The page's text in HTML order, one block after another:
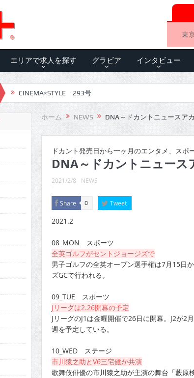
東
エリアで求人を探す グラビア インタビュー
CINEMA×STYLE 293号
CINEMA×STYLE 292号
CINEMA×STYLE 291号
CINEMA×STYLE 290号
CINEMA×STYLE 289号
CINEMA×STYLE 288号
CINEMA×STYLE 287号
CINEMA×STYLE 286号
CINEMA×STYLE 285号
CINEMA×STYLE 294号
ホーム NEWS DNA～ドカントニュースア
ドカント発売日から一ヶ月のエンタメ、スポ
DNA～ドカントニュー
2021/2/8 NEWS
Share 0 Tweet
2021.2
08_MON スポーツ
全英ゴルフがセントジョージズで
男子ゴルフの全英オープン選手権は7月15日
ズGCで行われる。
09_TUE スポーツ
Jリーグは2.26開幕の予定
JリーグのJ1は金曜開催で26日に開幕。J2が2
週を予定している。
10_WED ステージ
市川猿之助とV6三宅健が共演
歌舞伎俳優の市川猿之助が主演の舞台「藪原